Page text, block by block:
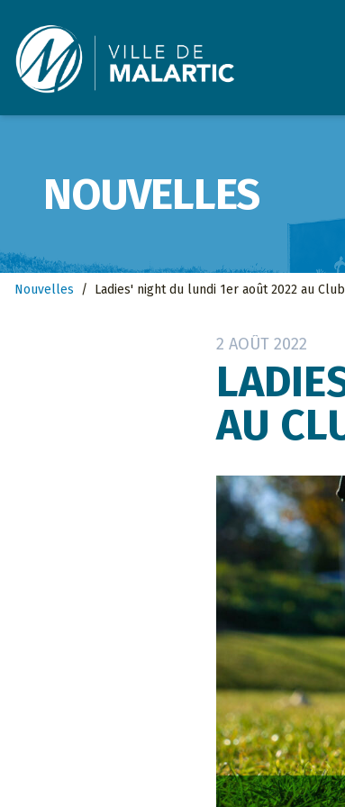
Ville de Malartic
NOUVELLES
Nouvelles / Ladies' night du lundi 1er août 2022 au
2 AOÛT 2022
AU